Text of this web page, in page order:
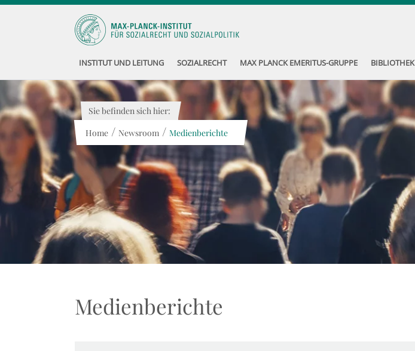
INSTITUT UND LEITUNG SOZIALRECHT MAX PLANCK EMERITUS-GRUPPE BIBLIOTHEK
Sie befinden sich hier:
Home / Newsroom / Medienberichte
Medienberichte